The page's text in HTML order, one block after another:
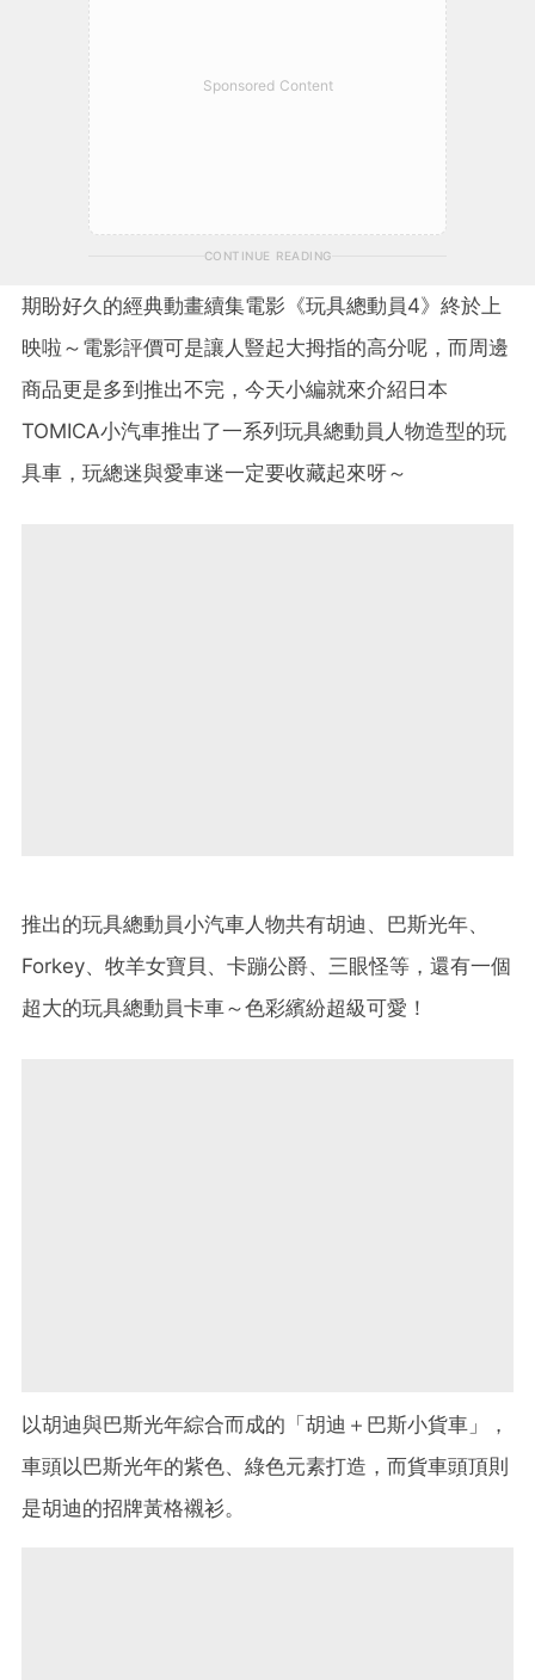
Sponsored Content
CONTINUE READING
期盼好久的經典動畫續集電影《玩具總動員4》終於上
映啦～電影評價可是讓人豎起大拇指的高分呢，而周邊
商品更是多到推出不完，今天小編就來介紹日本
TOMICA小汽車推出了一系列玩具總動員人物造型的玩
具車，玩總迷與愛車迷一定要收藏起來呀～
推出的玩具總動員小汽車人物共有胡迪、巴斯光年、
Forkey、牧羊女寶貝、卡蹦公爵、三眼怪等，還有一個
超大的玩具總動員卡車～色彩繽紛超級可愛！
以胡迪與巴斯光年綜合而成的「胡迪＋巴斯小貨車」，
車頭以巴斯光年的紫色、綠色元素打造，而貨車頭頂則
是胡迪的招牌黃格襯衫。